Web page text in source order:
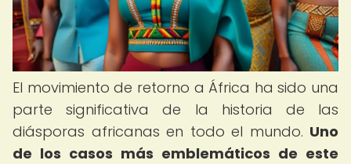
El movimiento de retorno a África ha sido una
parte significativa de la historia de las
diásporas africanas en todo el mundo. Uno
de los casos más emblemáticos de este